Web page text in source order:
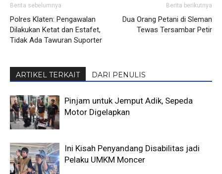
Berita sebelumnya
Polres Klaten: Pengawalan
Dilakukan Ketat dan Estafet,
Tidak Ada Tawuran Suporter
Berita berikutnya
Dua Orang Petani di Sleman
Tewas Tersambar Petir
ARTIKEL TERKAIT DARI PENULIS
Pinjam untuk Jemput Adik, Sepeda
Motor Digelapkan
Ini Kisah Penyandang Disabilitas jadi
Pelaku UMKM Moncer